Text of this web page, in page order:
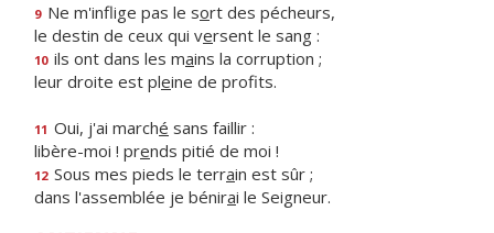
9 Ne m'inflige pas le sort des pécheurs,
le destin de ceux qui versent le sang :
10 ils ont dans les mains la corruption ;
leur droite est pleine de profits.
11 Oui, j'ai marché sans faillir :
libère-moi ! prends pitié de moi !
12 Sous mes pieds le terrain est sûr ;
dans l'assemblée je bénirai le Seigneur.